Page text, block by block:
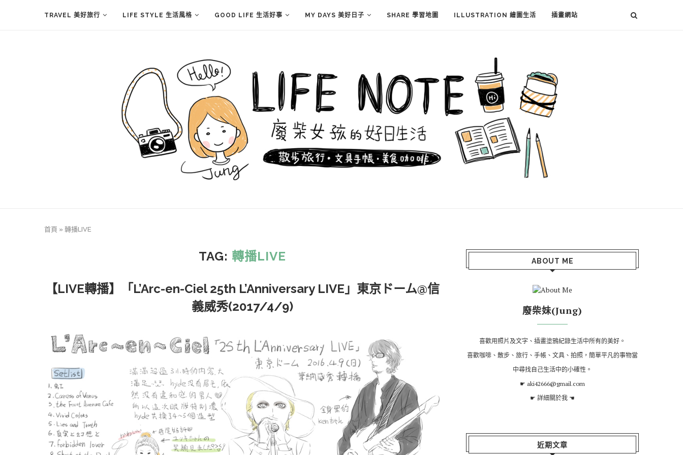
TRAVEL 美好旅行 LIFE STYLE 生活風格 GOOD LIFE 生活好事 MY DAYS 美好日子 SHARE 學習地圖 ILLUSTRATION 繪圖生活 插畫網站
首頁 » 轉播LIVE
TAG: 轉播LIVE
【LIVE轉播】「L’Arc-en-Ciel 25th L’Anniversary LIVE」東京ドーム@信
義威秀(2017/4/9)
ABOUT ME
廢柴妹(Jung)
喜歡用照片及文字、插畫塗鴉紀錄生活中所有的美好。
喜歡咖啡、散步、旅行、手帳、文具、拍照，簡單平凡的事物當
中尋找自己生活中的小確性。
☛ aki42666@gmail.com
☛ 詳細關於我 ☚
近期文章